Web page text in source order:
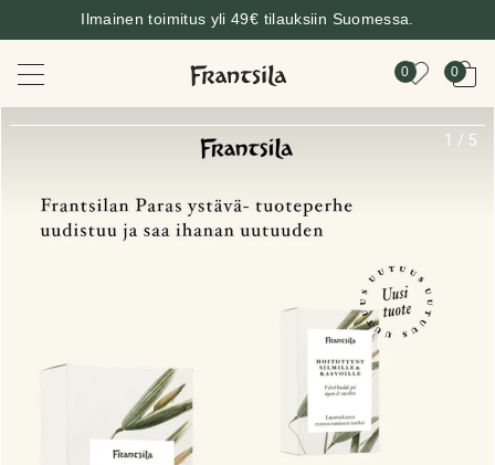
Ilmainen toimitus yli 49€ tilauksiin Suomessa.
0 0
1 / 5